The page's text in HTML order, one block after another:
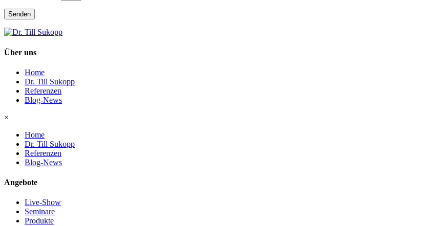
Senden
Über uns
Home
Dr. Till Sukopp
Referenzen
Blog-News
×
Home
Dr. Till Sukopp
Referenzen
Blog-News
Angebote
Live-Show
Seminare
Produkte